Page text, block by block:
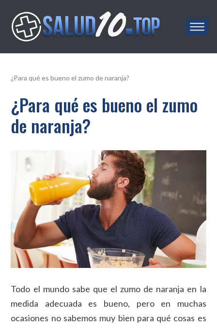
Salud10.top
¿Para qué es bueno el zumo de naranja?
¿Para qué es bueno el zumo
de naranja?
Todo el mundo sabe que el zumo de naranja en la
medida adecuada es bueno, pero en muchas
ocasiones no sabemos muy bien para qué cosas es